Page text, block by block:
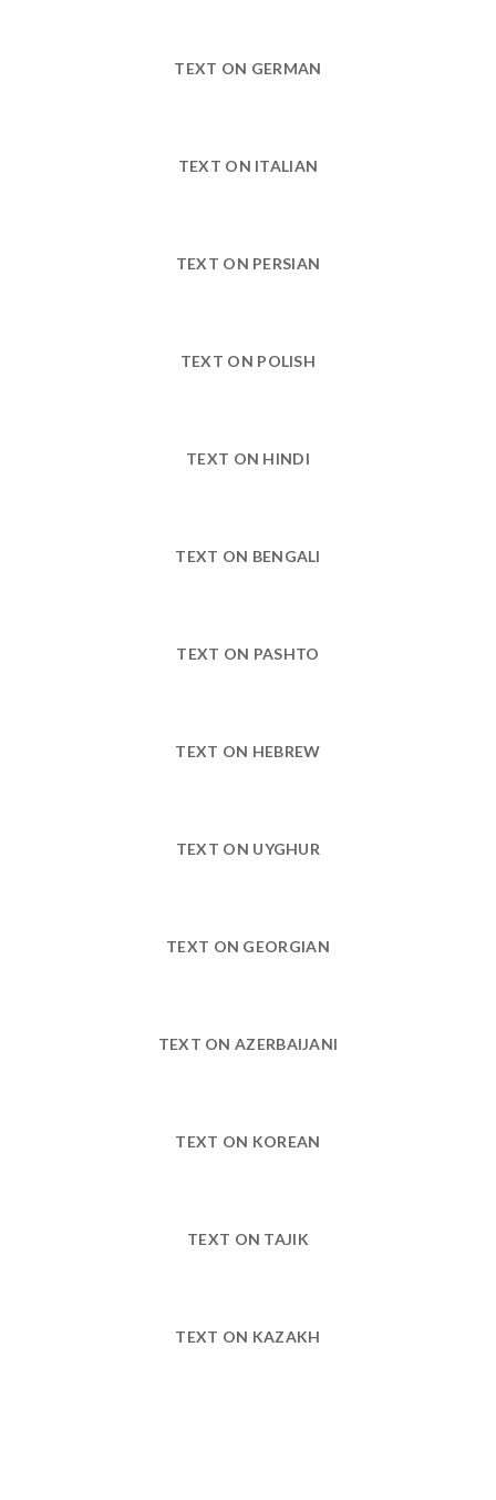
TEXT ON GERMAN
TEXT ON ITALIAN
TEXT ON PERSIAN
TEXT ON POLISH
TEXT ON HINDI
TEXT ON BENGALI
TEXT ON PASHTO
TEXT ON HEBREW
TEXT ON UYGHUR
TEXT ON GEORGIAN
TEXT ON AZERBAIJANI
TEXT ON KOREAN
TEXT ON TAJIK
TEXT ON KAZAKH